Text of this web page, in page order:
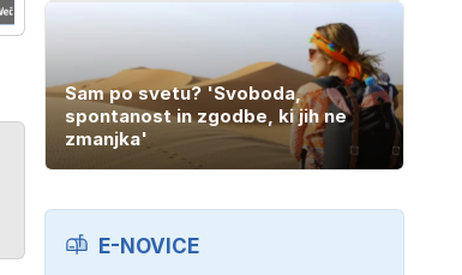
Sam po svetu? 'Svoboda,
spontanost in zgodbe, ki jih ne
zmanjka'
E-NOVICE